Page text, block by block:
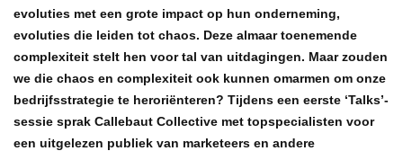
evoluties met een grote impact op hun onderneming,
evoluties die leiden tot chaos. Deze almaar toenemende
complexiteit stelt hen voor tal van uitdagingen. Maar zouden
we die chaos en complexiteit ook kunnen omarmen om onze
bedrijfsstrategie te heroriënteren? Tijdens een eerste ‘Talks’-
sessie sprak Callebaut Collective met topspecialisten voor
een uitgelezen publiek van marketeers en andere